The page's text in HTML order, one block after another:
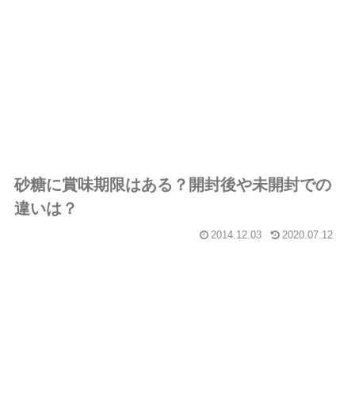
砂糖に賞味期限はある？開封後や未開封での
違いは？
2014.12.03 2020.07.12